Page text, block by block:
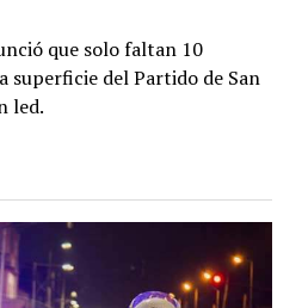
que solo faltan 10
superficie del Partido de San
led.